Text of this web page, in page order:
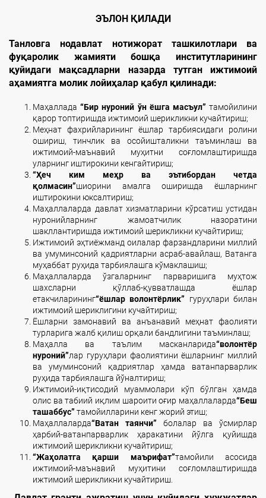
ЭЪЛОН ҚИЛАДИ
Танловга нодавлат нотижорат ташкилотлари ва
фуқаролик жамияти бошқа институтларининг
қуйидаги мақсадларни назарда тутган ижтимоий
аҳамиятга молик лойиҳалар қабул қилинади:
Маҳаллада “Бир нуроний ўн ёшга масъул” тамойилини
қарор топтиришда ижтимоий шерикликни кучайтириш;
Меҳнат фахрийларининг ёшлар тарбиясидаги ролини
ошириш, тинчлик ва осойишталикни таъминлаш ва
ижтимоий-маънавий муҳитни соғломлаштиришда
уларнинг иштирокини кенгайтириш;
“Ҳеч ким меҳр ва эътибордан четда
қолмасин”шиорини амалга
оширишда ёшларнинг
иштирокини юксалтириш;
Маҳаллаларда давлат хизматларини кўрсатиш устидан
нуронийларнинг жамоатчилик назоратини
шакллантиришда ижтимоий шерикликни кучайтириш;
Ижтимоий эҳтиёжманд оилалар фарзандларини миллий
ва умуминсоний қадриятларни асраб-авайлаш, Ватанга
муҳаббат руҳида тарбиялашга кўмаклашиш;
Маҳаллаларда ўзгаларнинг парваришига муҳтож
шахсларни қўллаб-қувватлашда ёшлар
етакчиларининг“ёшлар волонтёрлик”
гуруҳлари билан
ижтимоий шериклигини кучайтириш;
Ёшларни замонавий ва анъанавий меҳнат фаолияти
турларига жалб қилиш орқали бандлигини таъминлаш;
Маҳалла ва таълим масканларида“волонтёр
нуроний”лар гуруҳлари фаолиятини ёшларнинг миллий
ва умуминсоний қадриятлар ҳамда ватанпарварлик
руҳида тарбиялашга йўналтириш;
Ижтимоий-иқтисодий муаммолари кўп бўлган ҳамда
олис ва табиий иқлим шароити оғир маҳаллаларда“Беш
ташаббус” тамойилларини кенг жорий этиш;
Маҳаллаларда“Ватан таянчи”
болалар ва ўсмирлар
ҳарбий-ватанпарварлик ҳаракатини йўлга қуйишда
ижтимоий шерикликни кучайтириш;
“Жаҳолатга қарши маърифат”тамойили асосида
ижтимоий-маънавий муҳитини соғломлаштиришда
ижтимоий шерикликни кучайтириш.